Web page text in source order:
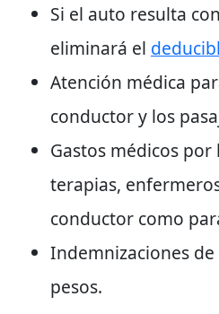
Si el auto resulta
eliminará el
Atención médica
conductor y los
Gastos médicos
terapias,
conductor como
Indemnizaciones
pesos.